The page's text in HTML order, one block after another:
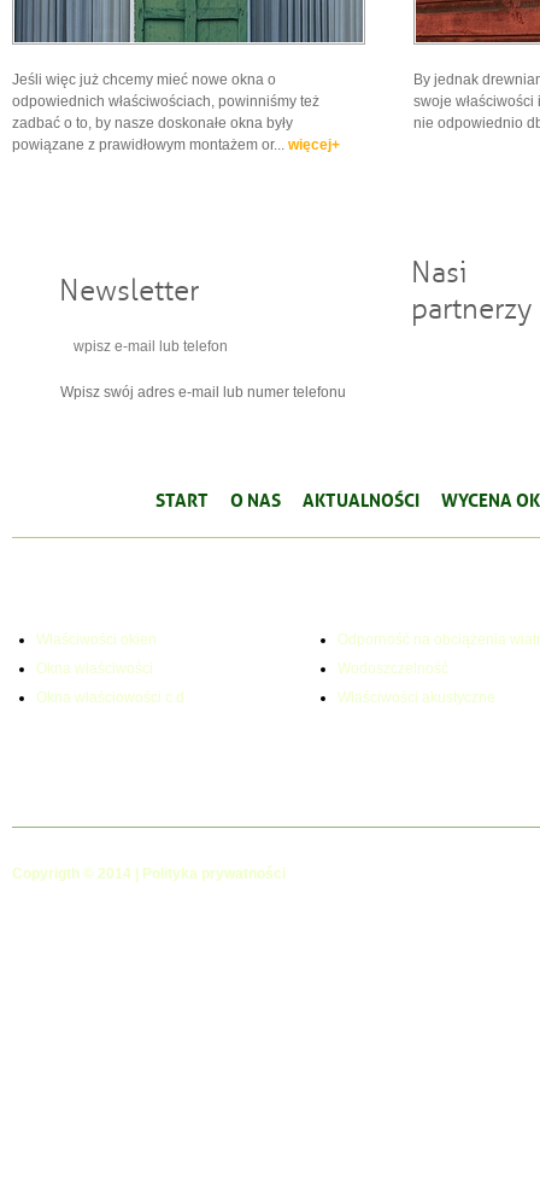
Jeśli więc już chcemy mieć nowe okna o
odpowiednich właściwościach, powinniśmy też
zadbać o to, by nasze doskonałe okna były
powiązane z prawidłowym montażem or... więcej+
By jednak
swoje właściwości
nie odpowiednio
Newsletter
Wpisz swój adres e-mail lub numer telefonu
Nasi
partnerzy
START O NAS AKTUALNOŚCI WYCENA
Właściwości okien
Okna właściwości
Okna właściowości c.d
Odporność na obciążenia
Wodoszczelność
Właściwości akustyczne
Copyrigth © 2014 | Polityka prywatności